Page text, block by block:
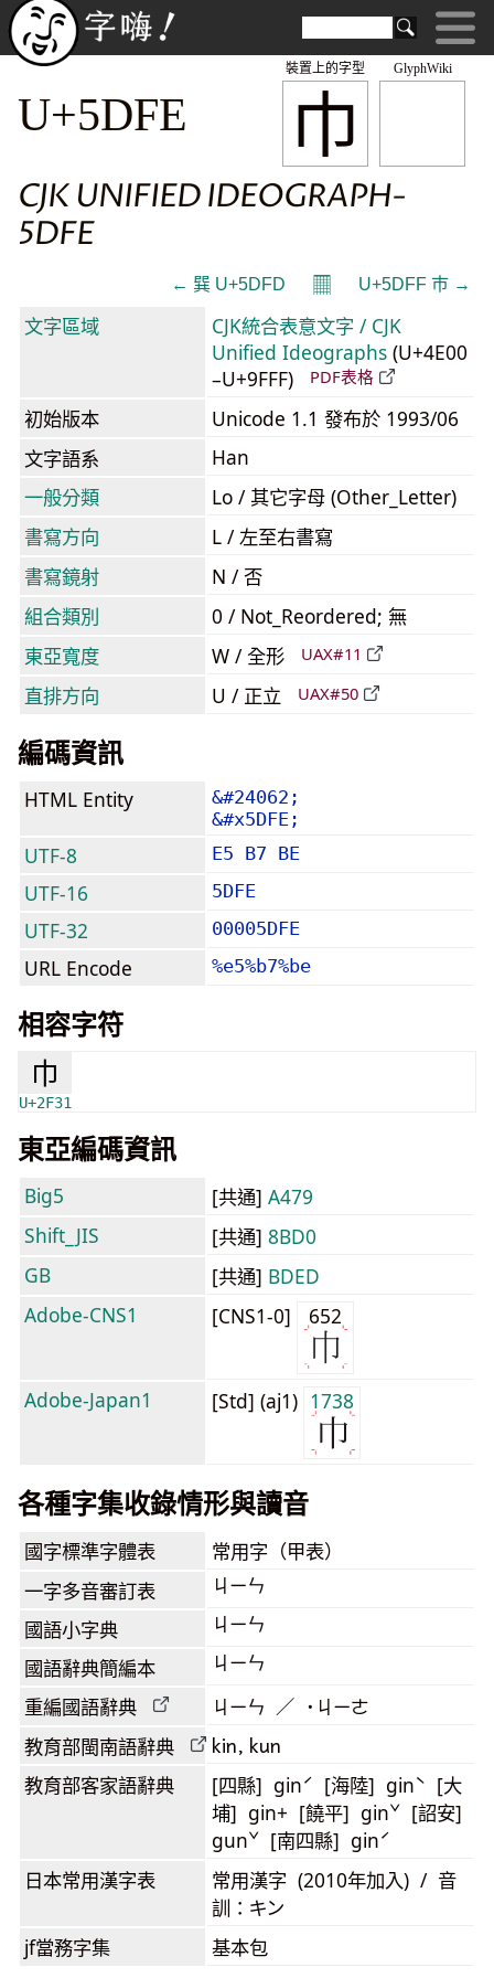
GlyphWiki
巾
裝置上的字型
U+5DFE
CJK UNIFIED IDEOGRAPH-
5DFE
← 巽 U+5DFD 𝄜 U+5DFF 巿 →
文字區域
CJK統合表意文字 / CJK
Unified Ideographs (U+4E00
–U+9FFF)
PDF表格
初始版本
Unicode 1.1 發布於 1993/06
文字語系
Han
一般分類
Lo / 其它字母 (Other_Letter)
書寫方向
L / 左至右書寫
書寫鏡射
N / 否
組合類別
0 / Not_Reordered; 無
東亞寬度
W / 全形 UAX#11
直排方向 U / 正立 UAX#50
編碼資訊
HTML Entity
&#24062;
&#x5DFE;
UTF-8 E5 B7 BE
UTF-16 5DFE
UTF-32 00005DFE
URL Encode %e5%b7%be
相容字符
⼱
U+2F31
東亞編碼資訊
Big5 [共通] A479
Shift_JIS
[共通] 8BD0
GB
[共通] BDED
Adobe-CNS1
[CNS1-0] 652
Adobe-Japan1 [Std] (aj1) 1738
各種字集收錄情形與讀音
國字標準字體表 常用字（甲表）
一字多音審訂表 ㄐㄧㄣ
國語小字典 ㄐㄧㄣ
國語辭典簡編本 ㄐㄧㄣ
重編國語辭典 ㄐㄧㄣ ／ ˙ㄐㄧㄜ
教育部閩南語辭典 kin, kun
教育部客家語辭典
[四縣] ginˊ [海陸] ginˋ [大
埔] gin+ [饒平] ginˇ [詔安]
gunˇ [南四縣] ginˊ
日本常用漢字表
常用漢字 (2010年加入) / 音
訓：キン
jf當務字集 基本包